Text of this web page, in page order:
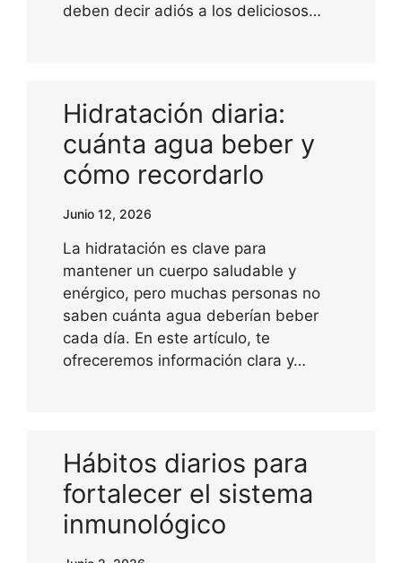
deben decir adiós a los deliciosos…
Hidratación diaria:
cuánta agua beber y
cómo recordarlo
Junio 12, 2026
La hidratación es clave para
mantener un cuerpo saludable y
enérgico, pero muchas personas no
saben cuánta agua deberían beber
cada día. En este artículo, te
ofreceremos información clara y…
Hábitos diarios para
fortalecer el sistema
inmunológico